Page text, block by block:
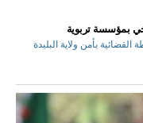
بمؤسسة تربوية
القضائية بأمن ولاية البليدة